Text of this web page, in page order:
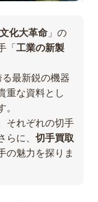
文化大革命 」の
「 工業の新製
最新鋭の機器
重な資料とし
。
それぞれの切手
らに、 切手買取
の魅力を探りま